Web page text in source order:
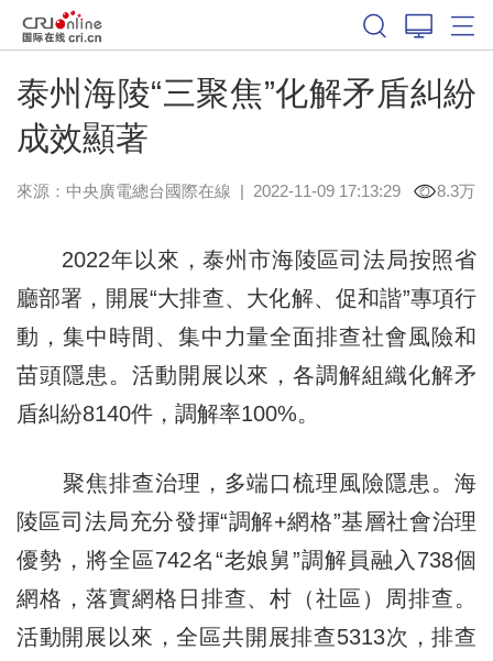
泰州海陵“三聚焦”化解矛盾糾紛
成效顯著
來源：中央廣電總台國際在線 | 2022-11-09 17:13:29 8.3万
2022年以來，泰州市海陵區司法局按照省
廳部署，開展“大排查、大化解、促和諧”專項行
動，集中時間、集中力量全面排查社會風險和
苗頭隱患。活動開展以來，各調解組織化解矛
盾糾紛8140件，調解率100%。
聚焦排查治理，多端口梳理風險隱患。海
陵區司法局充分發揮“調解+網格”基層社會治理
優勢，將全區742名“老娘舅”調解員融入738個
網格，落實網格日排查、村（社區）周排查。
活動開展以來，全區共開展排查5313次，排查